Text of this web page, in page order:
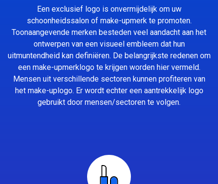
Een exclusief logo is onvermijdelijk om uw
schoonheidssalon of make-upmerk te promoten.
Toonaangevende merken besteden veel aandacht aan het
ontwerpen van een visueel embleem dat hun
uitmuntendheid kan definiëren. De belangrijkste redenen om
een make-upmerklogo te krijgen worden hier vermeld.
Mensen uit verschillende sectoren kunnen profiteren van
het make-uplogo. Er wordt echter een aantrekkelijk logo
gebruikt door mensen/sectoren te volgen.